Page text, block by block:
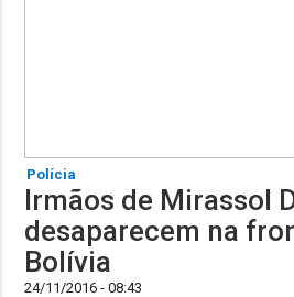
Polícia
Irmãos de Mirassol
desaparecem na
Bolívia
24/11/2016 - 08:43